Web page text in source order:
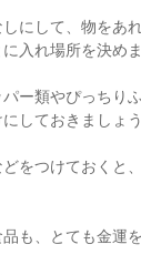
にして、物をあ
入れ場所を決めま
ー類やぴっちり
しておきましょう
をつけておくと
も、とても金運